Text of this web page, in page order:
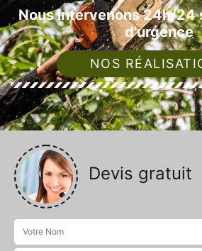
Nous intervenons 24h/24
d'urgence
NOS
Devis gratuit